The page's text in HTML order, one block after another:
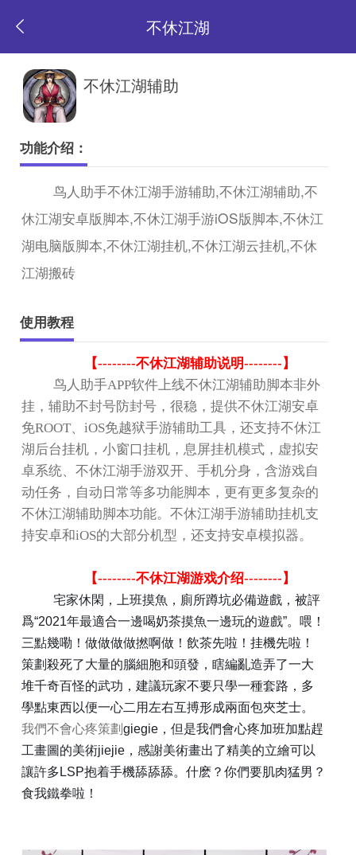
不休江湖
返
页
不休江湖辅助
功能介绍：
鸟人助手不休江湖手游辅助,不休江湖辅助,不
休江湖安卓版脚本,不休江湖手游iOS版脚本,不休江
湖电脑版脚本,不休江湖挂机,不休江湖云挂机,不休
江湖搬砖
使用教程
【--------不休江湖辅助说明--------】
鸟人助手APP软件上线不休江湖辅助脚本非外
挂，辅助不封号防封号，很稳，提供不休江湖安卓
免ROOT 、iOS免越狱手游辅助工具，还支持不休江
湖后台挂机，小窗口挂机，息屏挂机模式，虚拟安
卓系统、不休江湖手游双开、手机分身，含游戏自
动任务，自动日常等多功能脚本，更有更多复杂的
不休江湖辅助脚本功能。不休江湖手游辅助挂机支
持安卓和iOS的大部分机型，还支持安卓模拟器。
【--------不休江湖游戏介绍--------】
宅家休閑，上班摸魚，廁所蹲坑必備遊戲，被評
爲“2021年最適合一邊喝奶茶摸魚一邊玩的遊戲”。喂！
三點幾嘞！做做做做撚啊做！飲茶先啦！挂機先啦！
策劃殺死了大量的腦細胞和頭發，瞎編亂造弄了一大
堆千奇百怪的武功，建議玩家不要只學一種套路，多
學點東西以便一心二用左右互搏形成兩面包夾芝士。
我們不會心疼策劃giegie ，但是我們會心疼加班加點趕
工畫圖的美術jiejie ，感謝美術畫出了精美的立繪可以
讓許多 LSP抱着手機舔舔舔。什麽？你們要肌肉猛男？
食我鐵拳啦！